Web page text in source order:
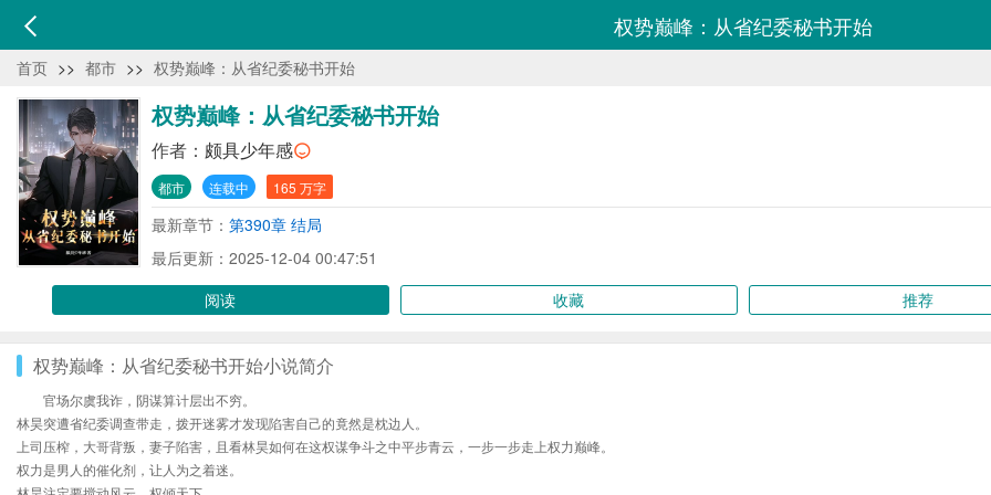
权势巅峰：从省纪委秘书开始
首页 >> 都市 >> 权势巅峰：从省纪委秘书开始
权势巅峰：从省纪委秘书开始
作者： 颇具少年感
都市 连载中 165 万字
最新章节： 第390章 结局
最后更新：2025-12-04 00:47:51
阅读
收藏 推荐
权势巅峰：从省纪委秘书开始小说简介
官场尔虞我诈，阴谋算计层出不穷。
林昊突遭省纪委调查带走，拨开迷雾才发现陷害自己的竟然是枕边人。
上司压榨，大哥背叛，妻子陷害，且看林昊如何在这权谋争斗之中平步青云，一步一步走上权力巅峰。
权力是男人的催化剂，让人为之着迷。